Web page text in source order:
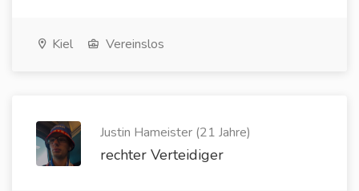
Kiel Vereinslos
Justin Hameister (21 Jahre)
rechter Verteidiger